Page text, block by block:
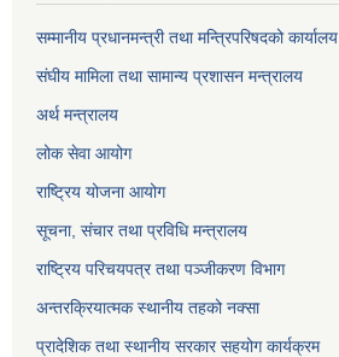
सम्मानीय प्रधानमन्त्री तथा मन्त्रिपरिषदको कार्यालय
संघीय मामिला तथा सामान्य प्रशासन मन्त्रालय
अर्थ मन्त्रालय
लोक सेवा आयोग
राष्ट्रिय योजना आयोग
सूचना, संचार तथा प्रविधि मन्त्रालय
राष्ट्रिय परिचयपत्र तथा पञ्जीकरण विभाग
अन्तरक्रियात्मक स्थानीय तहको नक्सा
प्रादेशिक तथा स्थानीय सरकार सहयोग कार्यक्रम